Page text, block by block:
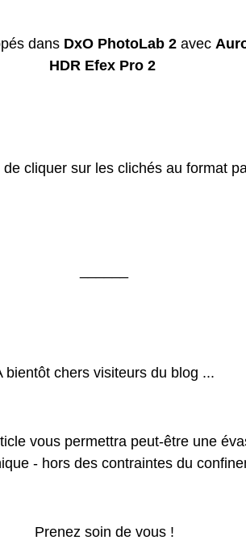
dans DxO PhotoLab 2 avec
HDR Efex Pro 2
de cliquer sur les clichés au format
bientôt chers visiteurs du blog ...
vous permettra peut-être une
- hors des contraintes du
Prenez soin de vous !